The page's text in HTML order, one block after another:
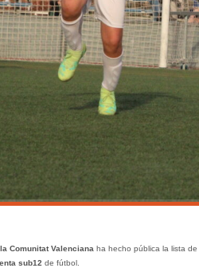
Comunitat Valenciana ha hecho pública la lista
sub12 de fútbol.